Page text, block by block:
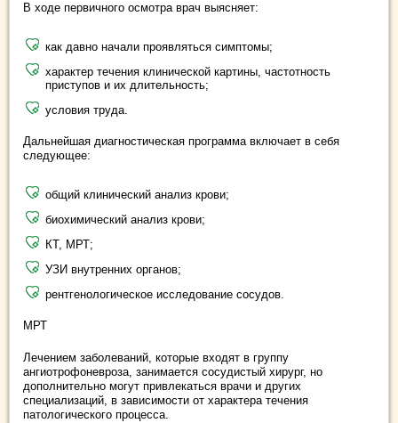
В ходе первичного осмотра врач выясняет:
как давно начали проявляться симптомы;
характер течения клинической картины, частотность
приступов и их длительность;
условия труда.
Дальнейшая диагностическая программа включает в себя
следующее:
общий клинический анализ крови;
биохимический анализ крови;
КТ, МРТ;
УЗИ внутренних органов;
рентгенологическое исследование сосудов.
МРТ
Лечением заболеваний, которые входят в группу
ангиотрофоневроза, занимается сосудистый хирург, но
дополнительно могут привлекаться врачи и других
специализаций, в зависимости от характера течения
патологического процесса.